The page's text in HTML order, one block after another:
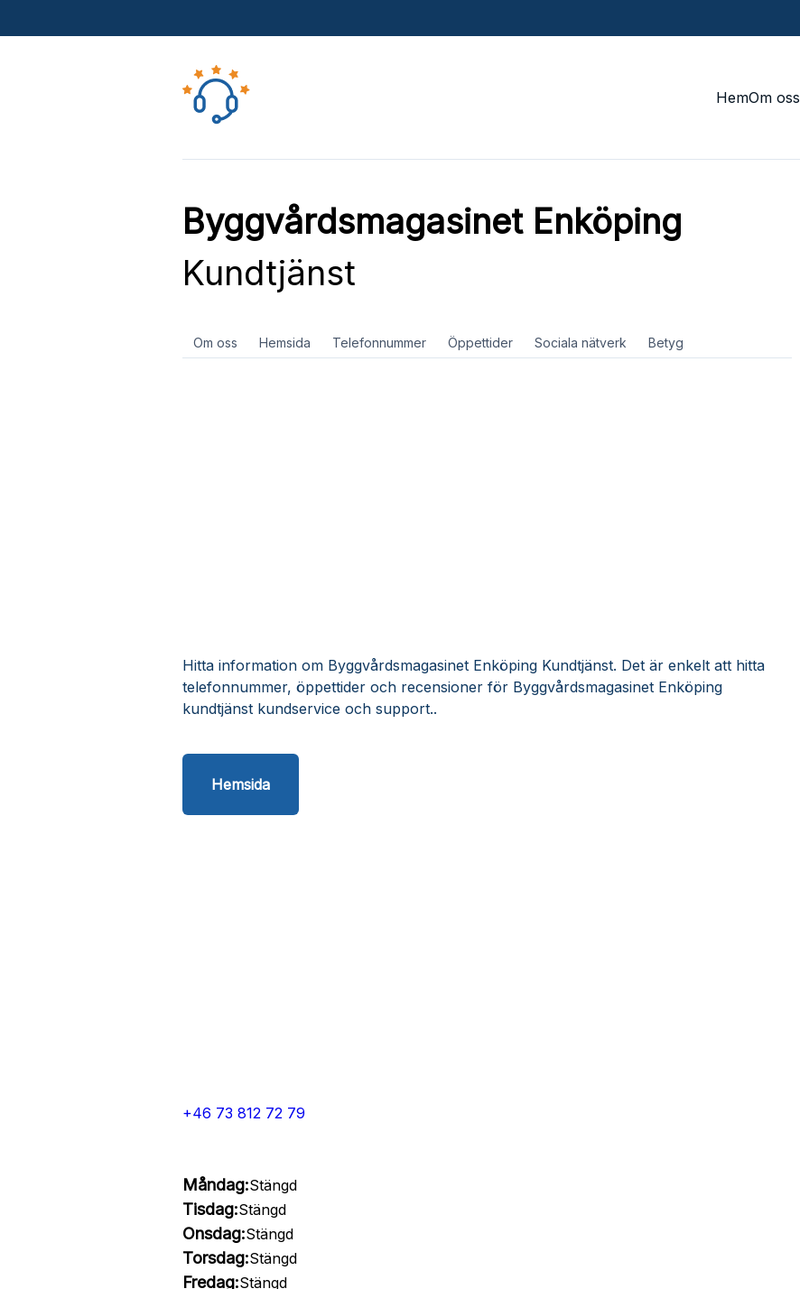
HemOm oss
Byggvårdsmagasinet Enköping
Kundtjänst
Om oss Hemsida Telefonnummer Öppettider Sociala nätverk Betyg
Hitta information om Byggvårdsmagasinet Enköping Kundtjänst. Det är enkelt att hitta
telefonnummer, öppettider och recensioner för Byggvårdsmagasinet Enköping
kundtjänst kundservice och support..
Hemsida
+46 73 812 72 79
Måndag:Stängd
Tisdag:Stängd
Onsdag:Stängd
Torsdag:Stängd
Fredag:Stängd